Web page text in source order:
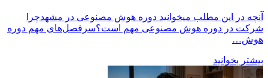
آنچه در این مطلب میخوانید دوره هوش مصنوعی در مشهدچرا
شرکت در دوره هوش مصنوعی مهم است؟سرفصل‌های مهم دوره
هوش…
بیشتر بخوانید